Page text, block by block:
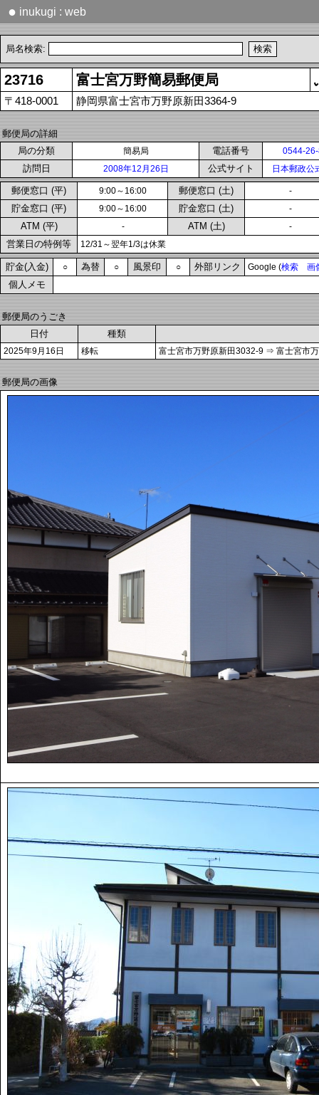
● inukugi : web
局名検索:
23716 富士宮万野簡易郵便局
〒418-0001 静岡県富士宮市万野原新田3364-9
郵便局の詳細
局の分類
簡易局 電話番号 0544-
訪問日 2008年12月26日 公式サイト 日本郵政公
郵便窓口 (平) 9:00～16:00 郵便窓口 (土) -
貯金窓口 (平) 9:00～16:00 貯金窓口 (土) -
ATM (平) - ATM (土) -
営業日の特例等 12/31～翌年1/3は休業
貯金(入金) ○ 為替 ○ 風景印 ○ 外部リンク Google (検索 画
個人メモ
郵便局のうごき
日付
種類
2025年9月16日 移転 富士宮市万野原新田3032-9 ⇒ 富士宮市
郵便局の画像